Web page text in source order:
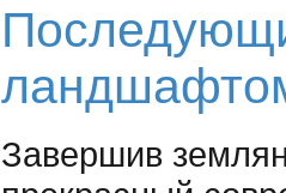
Завершив